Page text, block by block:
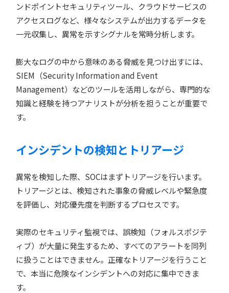
ンドポイントセキュリティツール、クラウドサービスの
アクセスログなど、様々なシステムが出力するデータを
一元収集し、異常を示すシグナルを常時分析します。
膨大なログの中から意味のある脅威を見つけ出すには、
SIEM（Security Information and Event
Management）などのツールを活用しながら、専門的な
知識と経験を持つアナリストが分析を担うことが重要で
す。
インシデントの検知とトリアージ
異常を検知した際、SOCはまずトリアージを行います。
トリアージとは、検知された事象の脅威レベルや緊急度
を評価し、対応優先度を判断するプロセスです。
実際のセキュリティ監視では、誤検知（フォルスポジテ
ィブ）が大量に発生するため、すべてのアラートを同列
に扱うことはできません。正確なトリアージを行うこと
で、本当に危険なインシデントへの対応に集中できま
す。